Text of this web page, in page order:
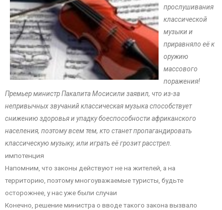
прослушивания
классической
музыки и
приравняло её к
оружию
массового
поражения!
Премьер министр Пакалита Мосисили заявил, что из-за
непривычных звучаний классическая музыка способствует
снижению здоровья и упадку боеспособности африканского
населения, поэтому всем тем, кто станет пропагандировать
классическую музыку, или играть её грозит расстрел.
импотенция
Напомним, что законы действуют не на жителей, а на
территорию, поэтому многоуважаемые туристы, будьте
осторожнее, у нас уже были случаи
Конечно, решение министра о вводе такого закона вызвало